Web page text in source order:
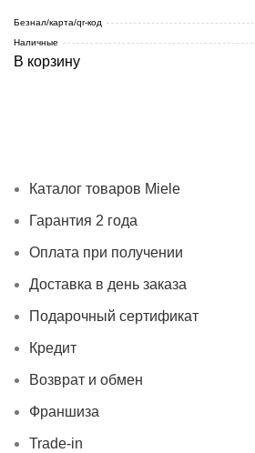
Безнал/карта/qr-код
Наличные
В корзину
Каталог товаров Miele
Гарантия 2 года
Оплата при получении
Доставка в день заказа
Подарочный сертификат
Кредит
Возврат и обмен
Франшиза
Trade-in